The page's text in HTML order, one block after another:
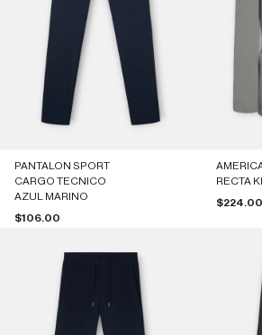
PANTALON SPORT
CARGO TECNICO
AZUL MARINO
Precio de oferta
$106.00
RECTA
Precio
$224.00